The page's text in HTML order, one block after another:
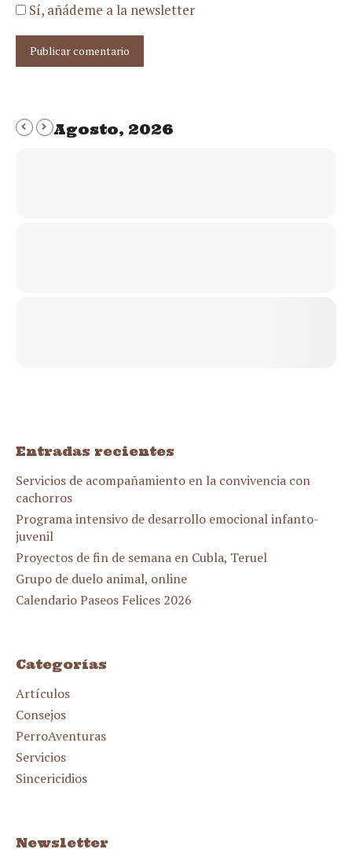
Sí, añádeme a la newsletter
Publicar comentario
Agosto, 2026
Entradas recientes
Servicios de acompañamiento en la convivencia con
cachorros
Programa intensivo de desarrollo emocional infanto-
juvenil
Proyectos de fin de semana en Cubla, Teruel
Grupo de duelo animal, online
Calendario Paseos Felices 2026
Categorías
Artículos
Consejos
PerroAventuras
Servicios
Sincericidios
Newsletter